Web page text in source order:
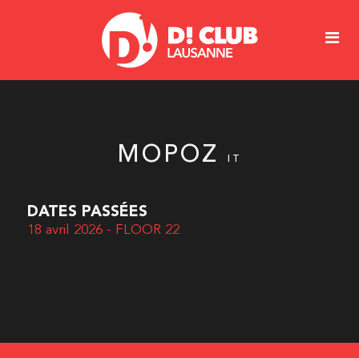
MOPOZ IT
DATES PASSÉES
18 avril 2026 - FLOOR 22